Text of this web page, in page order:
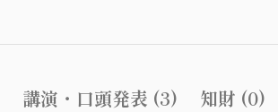
講演・口頭発表 (3) 知財 (0)